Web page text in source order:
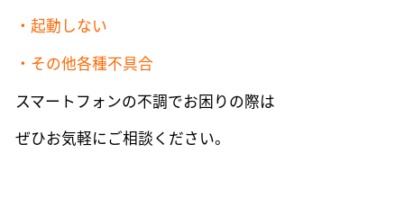
・起動しない
・その他各種不具合
スマートフォンの不調でお困りの際は
ぜひお気軽にご相談ください。